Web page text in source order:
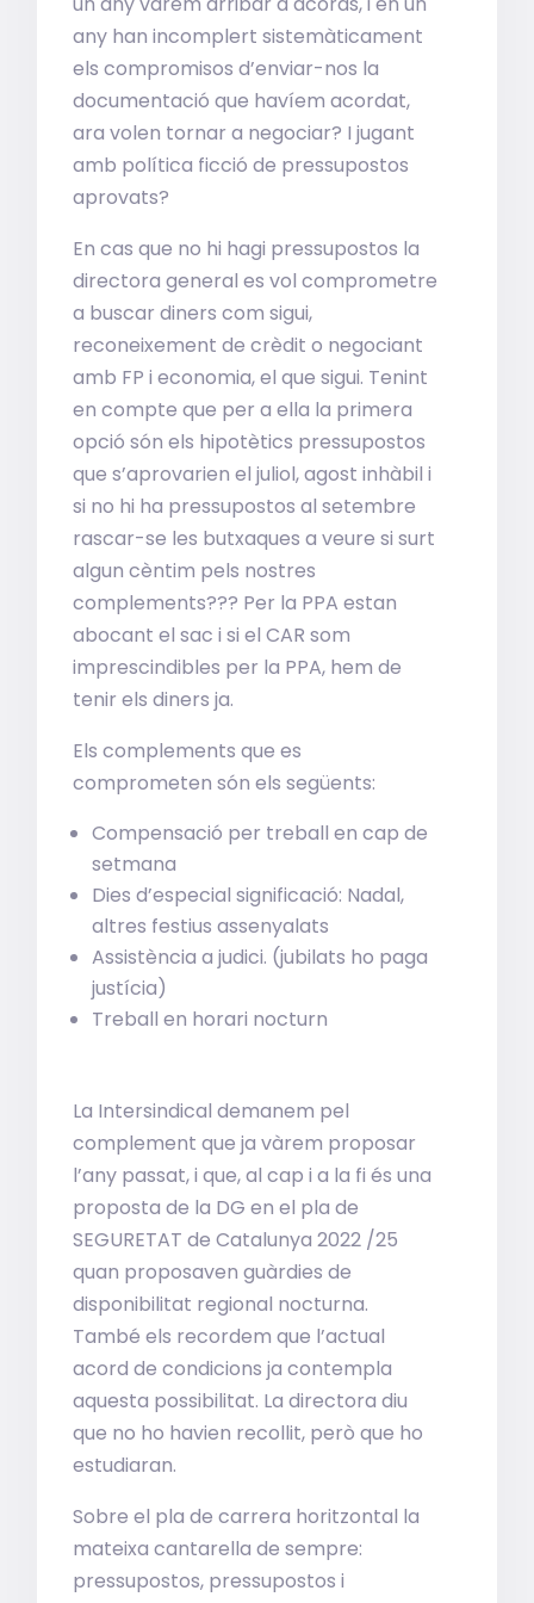
any han incomplert sistemàticament
els compromisos d’enviar-nos la
documentació que havíem acordat,
ara volen tornar a negociar? I jugant
amb política ficció de pressupostos
aprovats?
En cas que no hi hagi pressupostos la
directora general es vol comprometre
a buscar diners com sigui,
reconeixement de crèdit o negociant
amb FP i economia, el que sigui. Tenint
en compte que per a ella la primera
opció són els hipotètics pressupostos
que s’aprovarien el juliol, agost inhàbil i
si no hi ha pressupostos al setembre
rascar-se les butxaques a veure si surt
algun cèntim pels nostres
complements??? Per la PPA estan
abocant el sac i si el CAR som
imprescindibles per la PPA, hem de
tenir els diners ja.
Els complements que es
comprometen són els següents:
Compensació per treball en cap de
setmana
Diesd’especial significació: Nadal,
altres festius assenyalats
Assistènciaa judici. (jubilats ho paga
justícia)
Treballen horari nocturn
La Intersindical demanem pel
complement que ja vàrem proposar
l’any passat, i que, al cap i a la fi és una
proposta de la DG en el pla de
SEGURETAT de Catalunya 2022 /25
quan proposaven guàrdies de
disponibilitat regional nocturna.
També els recordem que l’actual
acord de condicions ja contempla
aquesta possibilitat. La directora diu
que no ho havien recollit, però que ho
estudiaran.
Sobre el pla de carrera horitzontal la
mateixa cantarella de sempre:
pressupostos, pressupostos i